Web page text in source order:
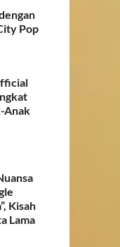
Pop
Anak
Kisah
Lama